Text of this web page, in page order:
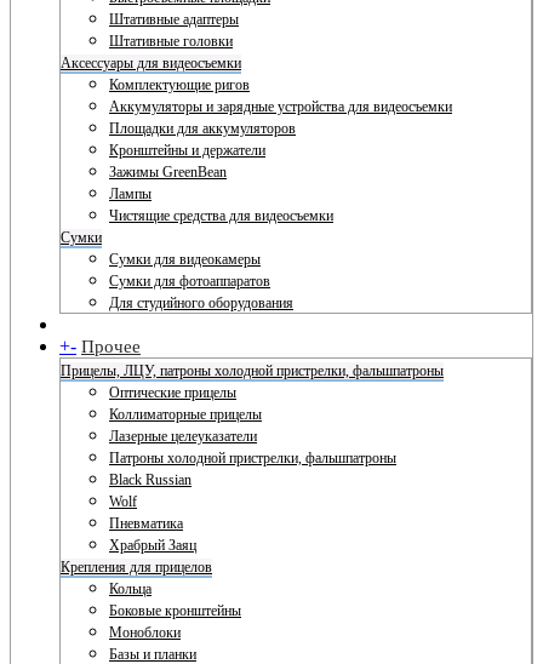
Штативные адаптеры
Штативные головки
Аксессуары для видеосъемки
Комплектующие ригов
Аккумуляторы и зарядные устройства для видеосъемки
Площадки для аккумуляторов
Кронштейны и держатели
Зажимы GreenBean
Лампы
Чистящие средства для видеосъемки
Сумки
Сумки для видеокамеры
Сумки для фотоаппаратов
Для студийного оборудования
+- Прочее
Прицелы, ЛЦУ, патроны холодной пристрелки, фальшпатроны
Оптические прицелы
Коллиматорные прицелы
Лазерные целеуказатели
Патроны холодной пристрелки, фальшпатроны
Black Russian
Wolf
Пневматика
Храбрый Заяц
Крепления для прицелов
Кольца
Боковые кронштейны
Моноблоки
Базы и планки